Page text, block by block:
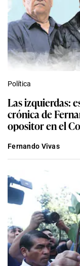
Política
Las izquierdas:
crónica de
opositor en el
Fernando Vivas